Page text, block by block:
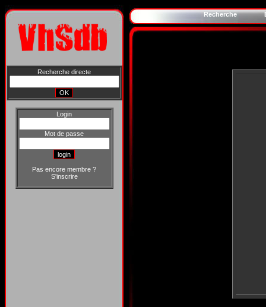
Recherche directe
Login
Mot de passe
Pas encore membre ?
S'inscrire
Recherche